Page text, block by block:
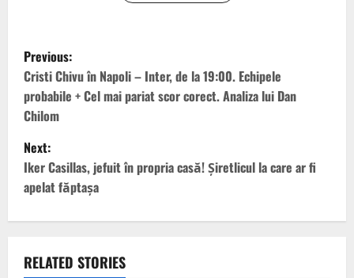
P
o
s
t
n
a
v
Previous:
Cristi Chivu în Napoli – Inter, de la 19:00. Echipele
probabile + Cel mai pariat scor corect. Analiza lui Dan
Chilom
Next:
Iker Casillas, jefuit în propria casă! Șiretlicul la care ar fi
apelat făptașa
RELATED STORIES